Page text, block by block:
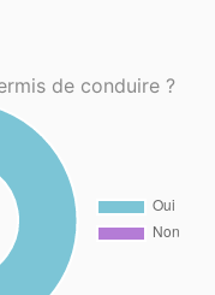
de conduire ?